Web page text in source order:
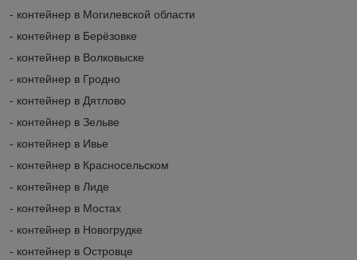
- контейнер в Могилевской области
- контейнер в Берёзовке
- контейнер в Волковыске
- контейнер в Гродно
- контейнер в Дятлово
- контейнер в Зельве
- контейнер в Ивье
- контейнер в Красносельском
- контейнер в Лиде
- контейнер в Мостах
- контейнер в Новогрудке
- контейнер в Островце